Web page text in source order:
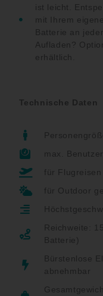
ist leicht.
mit Ihrem
Batterie an
Aufladen?
erhältlich.
Technische Daten
max.
für
für Outdoor
Reichweite:
Batterie)
Bürstenlose
abnehmbar